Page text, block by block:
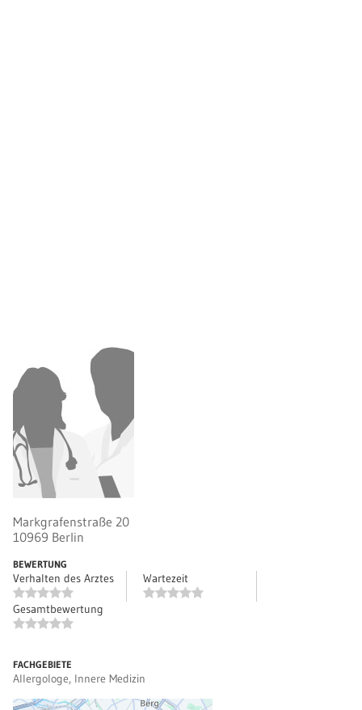
Markgrafenstraße 20
10969 Berlin
BEWERTUNG
Verhalten des Arztes Wartezeit
Gesamtbewertung
FACHGEBIETE
Allergologe, Innere Medizin